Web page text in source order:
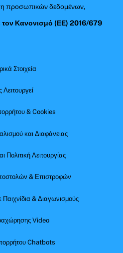
προσωπικών δεδομένων,
Κανονισμό (ΕΕ) 2016/679
Στοιχεία
Λειτουργεί
& Cookies
και Διαφάνειας
Πολιτική Λειτουργίας
& Επιστροφών
& Διαγωνισμούς
Video
Chatbots